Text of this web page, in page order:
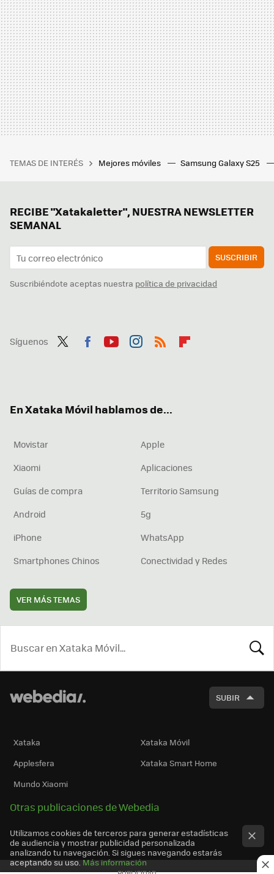
TEMAS DE INTERÉS Mejores móviles Samsung Galaxy S25
RECIBE "Xatakaletter", NUESTRA NEWSLETTER
SEMANAL
SUSCRIBIR
Suscribiéndote aceptas nuestra política de privacidad
Síguenos
En Xataka Móvil hablamos de...
Movistar
Apple
Xiaomi
Aplicaciones
Guías de compra
Territorio Samsung
Android
5g
iPhone
WhatsApp
Smartphones Chinos
Conectividad y Redes
VER MÁS TEMAS
SUBIR
Xataka
Xataka Móvil
Applesfera
Xataka Smart Home
Mundo Xiaomi
Otras publicaciones de Webedia
Utilizamos cookies de terceros para generar estadísticas
de audiencia y mostrar publicidad personalizada
analizando tu navegación. Si sigues navegando estarás
aceptando su uso. Más información